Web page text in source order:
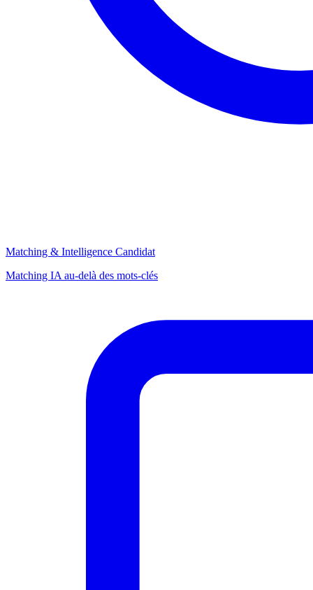
Matching & Intelligence Candidat
Matching IA au-delà des mots-clés